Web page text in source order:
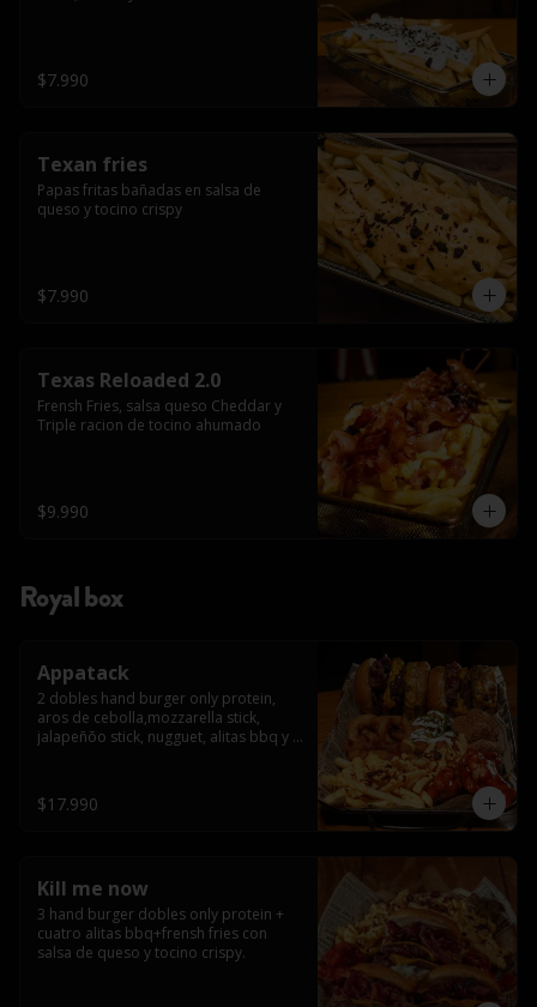
$7.990
Texan fries
Papas fritas bañadas en salsa de
queso y tocino crispy
$7.990
Texas Reloaded 2.0
Frensh Fries, salsa queso Cheddar y
Triple racion de tocino ahumado
$9.990
Royal box
Appatack
2 dobles hand burger only protein,
aros de cebolla,mozzarella stick,
jalapeñõo stick, nugguet, alitas bbq y
$17.990
Kill me now
3 hand burger dobles only protein +
cuatro alitas bbq+frensh fries con
salsa de queso y tocino crispy.